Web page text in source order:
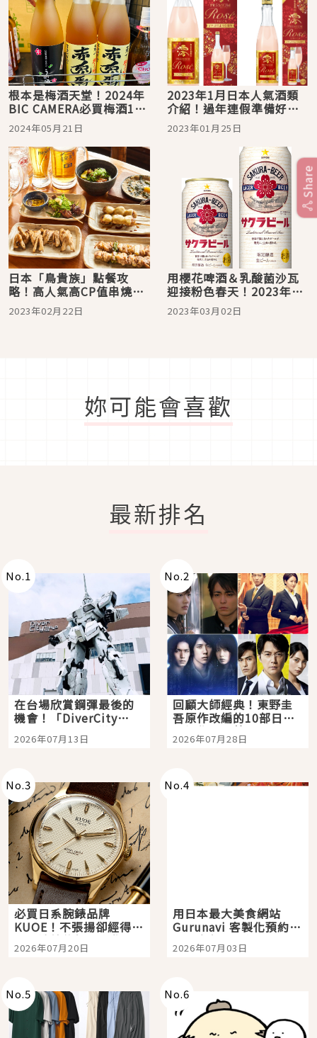
根本是梅酒天堂！2024年
BIC CAMERA必買梅酒10
選
2024年05月21日
2023年1月日本人氣酒類
介紹！過年連假準備好團
圓開喝
2023年01月25日
日本「鳥貴族」點餐攻
略！高人氣高CP值串燒居
酒屋隨便點都好好吃
2023年02月22日
用櫻花啤酒＆乳酸菌沙瓦
迎接粉色春天！2023年2
月日本人氣酒類介紹
2023年03月02日
妳可能會喜歡
最新排名
No.1
在台場欣賞鋼彈最後的
機會！「DiverCity
Tokyo Plaza」搭船、
購物、美食及夜景，一
2026年07月13日
No.2
回顧大師經典！東野圭
吾原作改編的10部日本
影視作品推薦
2026年07月28日
No.3
必買日系腕錶品牌
KUOE！不張揚卻經得起
時間洗鍊的經典之作五
選
2026年07月20日
No.4
用日本最大美食網站
Gurunavi 客製化預約九
大都市餐廳，打造專屬
美食體驗！
2026年07月03日
No.5 No.6
Share